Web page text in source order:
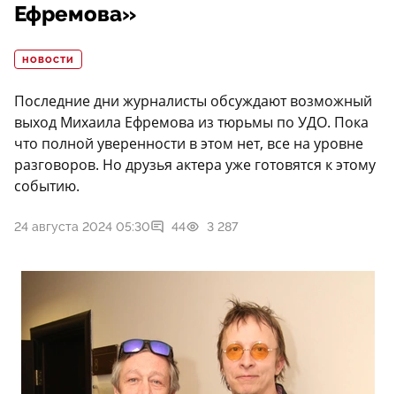
Ефремова»
НОВОСТИ
Последние дни журналисты обсуждают возможный
выход Михаила Ефремова из тюрьмы по УДО. Пока
что полной уверенности в этом нет, все на уровне
разговоров. Но друзья актера уже готовятся к этому
событию.
24 августа 2024 05:30 44 3 287